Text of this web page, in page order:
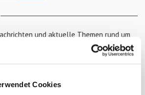
Cookies
und aktuelle Themen rund um
halten Sie stets auf dem Laufenden!